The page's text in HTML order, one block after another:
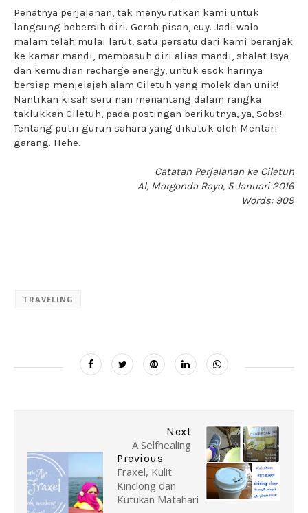
Penatnya perjalanan, tak menyurutkan kami untuk
langsung bebersih diri. Gerah pisan, euy. Jadi walo
malam telah mulai larut, satu persatu dari kami beranjak
ke kamar mandi, membasuh diri alias mandi, shalat Isya
dan kemudian recharge energy, untuk esok harinya
bersiap menjelajah alam Ciletuh yang molek dan unik!
Nantikan kisah seru nan menantang dalam rangka
taklukkan Ciletuh, pada postingan berikutnya, ya, Sobs!
Tentang putri gurun sahara yang dikutuk oleh Mentari
garang. Hehe.
Catatan Perjalanan ke Ciletuh
Al, Margonda Raya, 5 Januari 2016
Words: 909
TRAVELING
Next
A Selfhealing
Previous
Fraxel, Kulit
Kinclong dan
Kutukan Matahari